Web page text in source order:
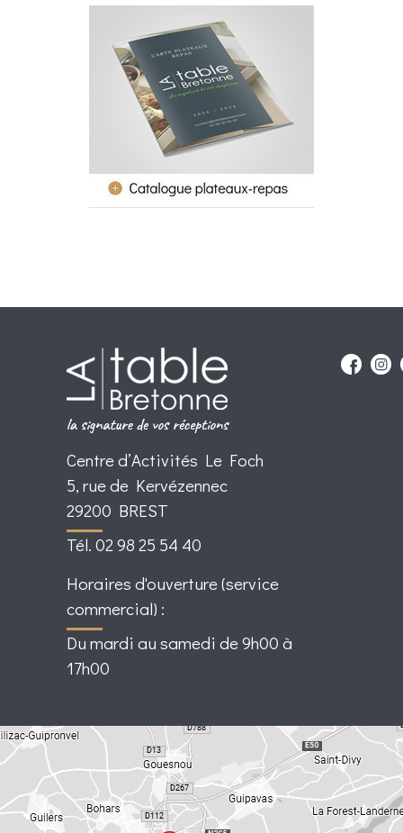
Centre d’Activités Le Foch
5, rue de Kervézennec
29200 BREST
Tél. 02 98 25 54 40
Horaires d'ouverture (service
commercial) :
Du mardi au samedi de 9h00 à
17h00